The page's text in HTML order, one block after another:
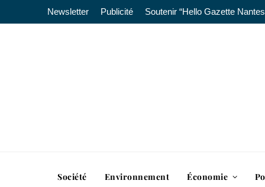
Newsletter Publicité Soutenir “Hello Gazette
Société Environnement Économie